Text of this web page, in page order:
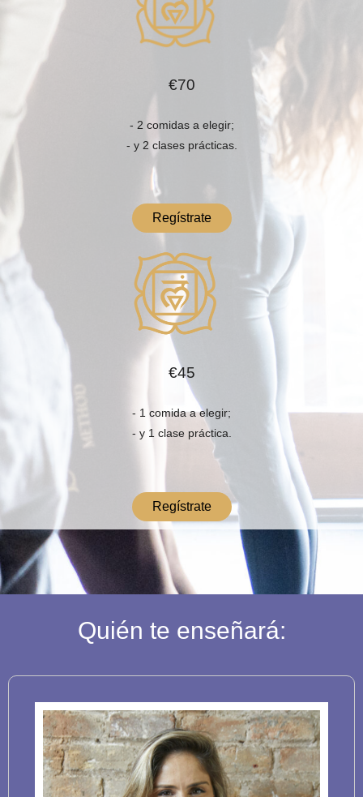
€70
- 2 comidas a elegir;
- y 2 clases prácticas.
Regístrate
€45
- 1 comida a elegir;
- y 1 clase práctica.
Regístrate
Quién te enseñará: